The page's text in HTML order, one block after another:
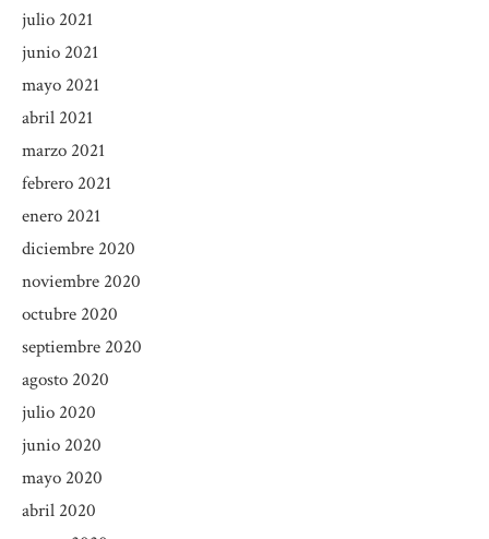
julio 2021
junio 2021
mayo 2021
abril 2021
marzo 2021
febrero 2021
enero 2021
diciembre 2020
noviembre 2020
octubre 2020
septiembre 2020
agosto 2020
julio 2020
junio 2020
mayo 2020
abril 2020